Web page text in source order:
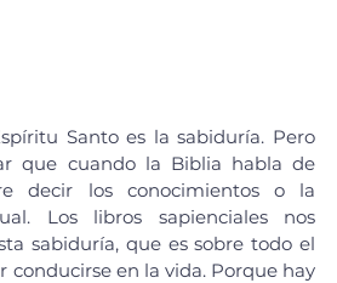
Santo es la sabiduría. Pero
que cuando la Biblia habla de
decir los conocimientos o la
Los libros sapienciales nos
sabiduría, que es sobre todo el
conducirse en la vida. Porque hay